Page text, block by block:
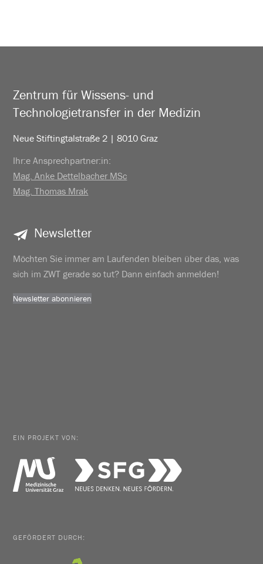
Zentrum für Wissens- und
Technologietransfer in der Medizin
Neue Stiftingtalstraße 2 | 8010 Graz
Ihr:e Ansprechpartner:in:
Mag. Anke Dettelbacher MSc
Mag. Thomas Mrak
Newsletter
Möchten Sie immer am Laufenden bleiben über das, was
sich im ZWT gerade so tut? Dann einfach anmelden!
Newsletter abonnieren
EIN PROJEKT VON:
GEFÖRDERT DURCH: